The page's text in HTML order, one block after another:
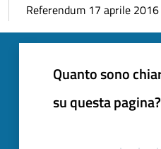
Referendum 17 aprile 2016
Quanto sono
su questa pagina?